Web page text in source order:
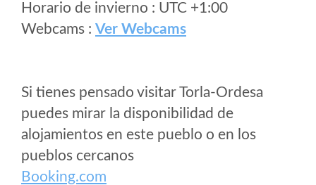
Horario de invierno : UTC +1:00
Webcams : Ver Webcams
Si tienes pensado visitar Torla-Ordesa
puedes mirar la disponibilidad de
alojamientos en este pueblo o en los
pueblos cercanos
Booking.com